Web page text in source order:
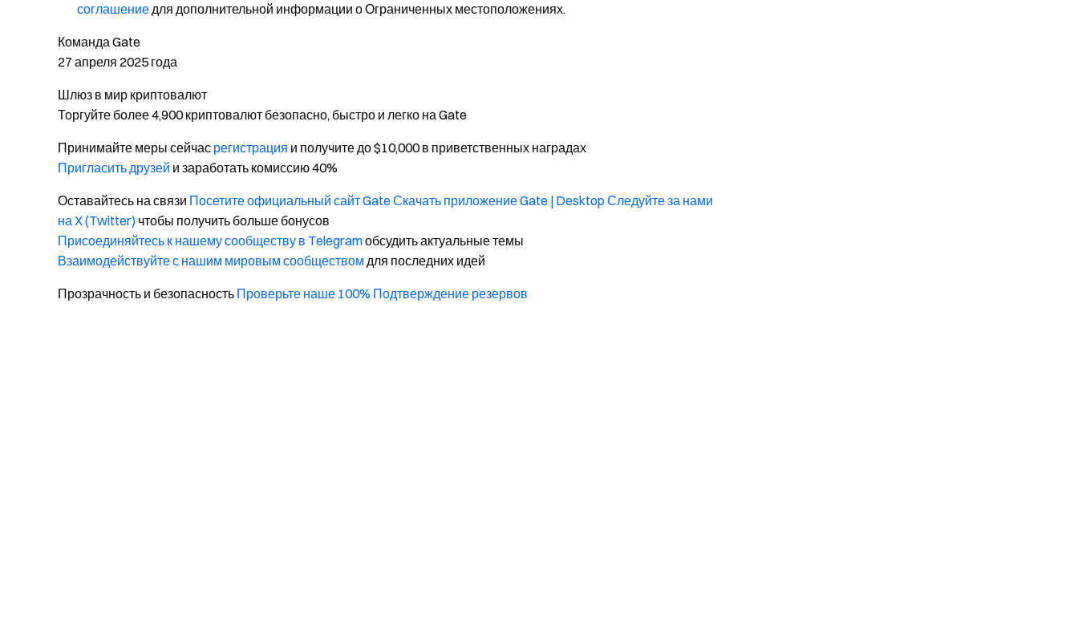
соглашениедля дополнительной информации о Ограниченных местоположениях.
Команда Gate
27 апреля 2025 года
Шлюз в мир криптовалют
Торгуйте более 4,900 криптовалют безопасно, быстро и легко на Gate
Принимайте меры сейчас регистрация и получите до $10,000 в приветственных наградах
Пригласить друзей и заработать комиссию 40%
Оставайтесь на связи Посетите официальный сайт GateСкачать приложение Gate | Desktop Следуйте за нами
на X (Twitter) чтобы получить больше бонусов
Присоединяйтесь к нашему сообществу в Telegramобсудить актуальные темы
Взаимодействуйте с нашим мировым сообществом для последних идей
Прозрачность и безопасность Проверьте наше 100% Подтверждение резервов